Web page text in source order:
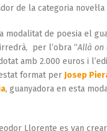
de la categoria novel·la
modalitat de poesia el
per l’obra “Allà on
amb 2.000 euros i
format per Josep
, guanyadora en esta
Llorente es van crear